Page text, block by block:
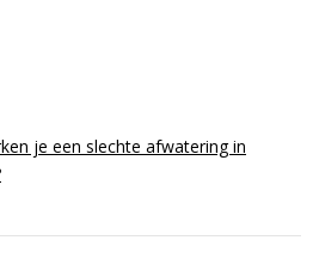
je een slechte afwatering in